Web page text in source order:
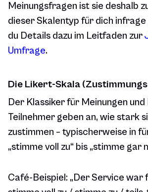
Meinungsfragen ist sie deshalb
dieser Skalentyp für dich
du Details dazu im Leitfaden zur
Umfrage.
Die Likert-Skala
Der Klassiker für Meinungen und
Teilnehmer geben an, wie stark
zustimmen – typischerweise in
„stimme voll zu“ bis „stimme gar
Café-Beispiel: „Der Service war